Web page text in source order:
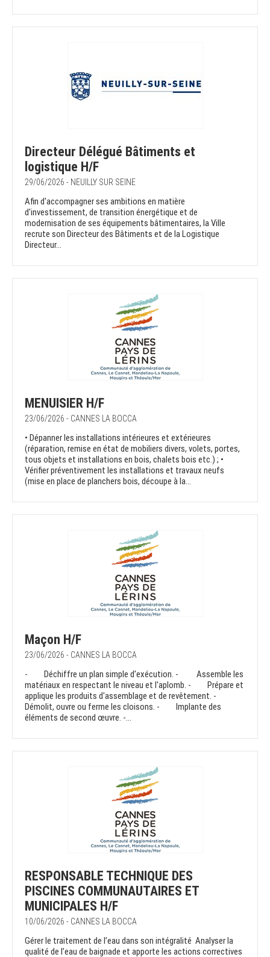
Directeur Délégué Bâtiments et
logistique H/F
29/06/2026 - NEUILLY SUR SEINE
Afin d'accompagner ses ambitions en matière
d'investissement, de transition énergétique et de
modernisation de ses équipements bâtimentaires, la Ville
recrute son Directeur des Bâtiments et de la Logistique
Directeur...
MENUISIER H/F
23/06/2026 - CANNES LA BOCCA
• Dépanner les installations intérieures et extérieures
(réparation, remise en état de mobiliers divers, volets, portes,
tous objets et installations en bois, chalets bois etc.) ; •
Vérifier préventivement les installations et travaux neufs
(mise en place de planchers bois, découpe à la...
Maçon H/F
23/06/2026 - CANNES LA BOCCA
- Déchiffre un plan simple d'exécution. - Assemble les
matériaux en respectant le niveau et l'aplomb. - Prépare et
applique les produits d'assemblage et de revêtement. -
Démolit, ouvre ou ferme les cloisons. - Implante des
éléments de second œuvre. -...
RESPONSABLE TECHNIQUE DES
PISCINES COMMUNAUTAIRES ET
MUNICIPALES H/F
10/06/2026 - CANNES LA BOCCA
Gérer le traitement de l’eau dans son intégralité Analyser la
qualité de l’eau de baignade et apporte les actions correctives